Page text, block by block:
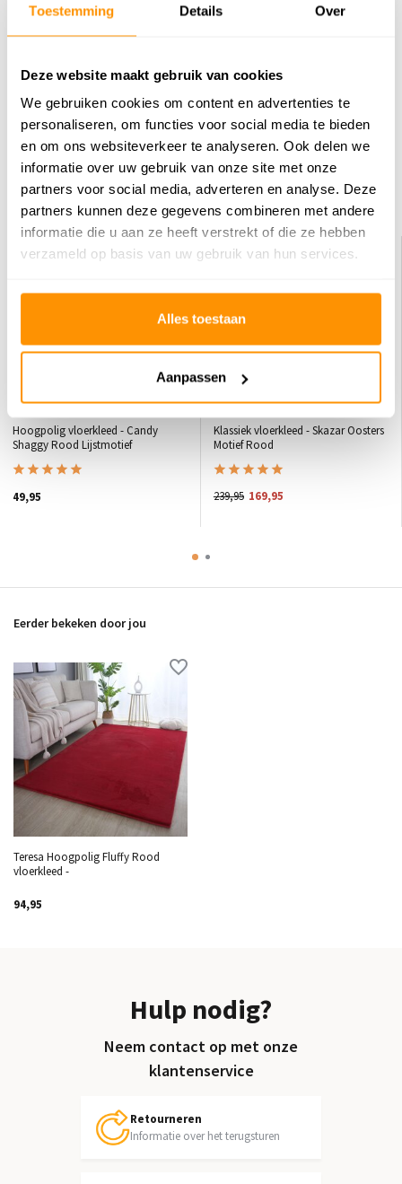
Toestemming Details Over
Deze website maakt gebruik van cookies
We gebruiken cookies om content en advertenties te
personaliseren, om functies voor social media te bieden
en om ons websiteverkeer te analyseren. Ook delen we
informatie over uw gebruik van onze site met onze
partners voor social media, adverteren en analyse. Deze
partners kunnen deze gegevens combineren met andere
informatie die u aan ze heeft verstrekt of die ze hebben
verzameld op basis van uw gebruik van hun services.
Alles toestaan
Aanpassen
Reviews
Er zijn nog geen reviews geschreven over dit product..
Schrijf je eigen review
Dit vind je misschien ook leuk
Hoogpolig vloerkleed - Candy
Shaggy Rood Lijstmotief
49,95
KORTING 29%
Klassiek vloerkleed - Skazar Oosters
Motief Rood
239,95 169,95
Eerder bekeken door jou
Teresa Hoogpolig Fluffy Rood
vloerkleed -
94,95
Hulp nodig?
Neem contact op met onze
klantenservice
Retourneren
Informatie over het terugsturen